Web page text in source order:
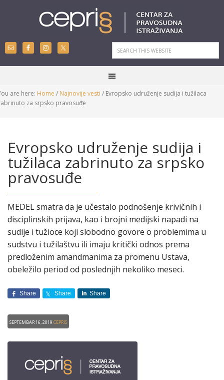
are here: Home / Najnovije vesti / Evropsko udruženje sudija i tužilaca
za srpsko pravosuđe
Evropsko udruženje sudija i
tužilaca zabrinuto za srpsko
pravosuđe
MEDEL smatra da je učestalo podnošenje krivičnih i
disciplinskih prijava, kao i brojni medijski napadi na
sudije i tužioce koji slobodno govore o problemima u
sudstvu i tužilaštvu ili imaju kritički odnos prema
predloženim amandmanima za promenu Ustava,
obeležilo period od poslednjih nekoliko meseci.
Share Share Share
Septembar 16, 2019CEPRIS